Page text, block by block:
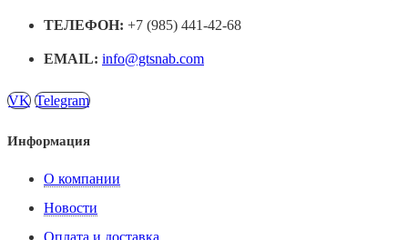
ТЕЛЕФОН: +7 (985) 441-42-68
EMAIL: info@gtsnab.com
VK Telegram
Информация
О компании
Новости
Оплата и доставка